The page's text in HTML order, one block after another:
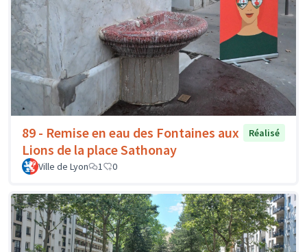
89 - Remise en eau des Fontaines aux
Lions de la place Sathonay
Réalisé
Ville de Lyon 1 0